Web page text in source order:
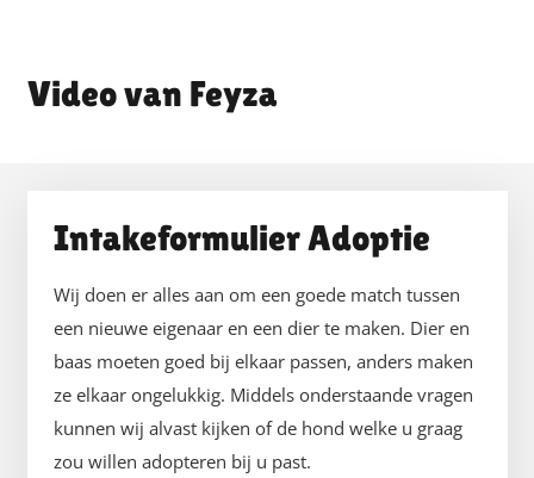
Feyza
Intakeformulier Adoptie
Wij doen er alles aan om een goede match tussen
een nieuwe eigenaar en een dier te maken. Dier en
baas moeten goed bij elkaar passen, anders maken
ze elkaar ongelukkig. Middels onderstaande vragen
kunnen wij alvast kijken of de hond welke u graag
zou willen adopteren bij u past.